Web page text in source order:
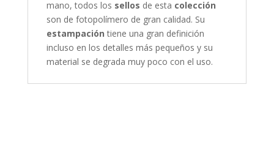
mano, todos los sellos de esta colección
son de fotopolímero de gran calidad. Su
estampación tiene una gran definición
incluso en los detalles más pequeños y su
material se degrada muy poco con el uso.